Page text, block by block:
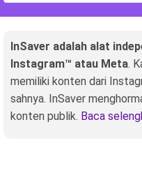
InSaver adalah alat
Instagram™ atau Meta.
memiliki konten dari
sahnya. InSaver
konten publik. Baca